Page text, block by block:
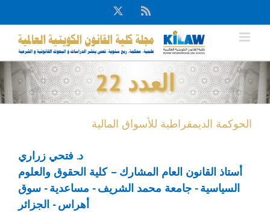
to
content
Rss
X
العدد 22
الحوكمة الديمقراطية للأسواق المالية
د. فتحي زراري
أستاذ القانون العام المشارك – كلية الحقوق والعلوم
السياسية - جامعة محمد الشريف - مساعدية - سوق
أهراس - الجزائر